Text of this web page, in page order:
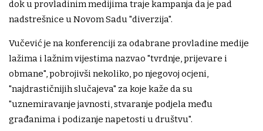
dok u provladinim medijima traje kampanja da je pad
nadstrešnice u Novom Sadu "diverzija".
Vučević je na konferenciji za odabrane provladine medije
lažima i lažnim vijestima nazvao "tvrdnje, prijevare i
obmane", pobrojivši nekoliko, po njegovoj ocjeni,
"najdrastičnijih slučajeva" za koje kaže da su
"uznemiravanje javnosti, stvaranje podjela među
građanima i podizanje napetosti u društvu".